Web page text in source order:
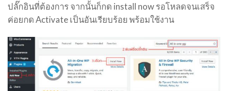
ปลั๊กอินที่ต้องการ จากนั้นก็กด install now รอโหลดจนเสร็จ
ค่อยกด Activate เป็นอันเรียบร้อย พร้อมใช้งาน